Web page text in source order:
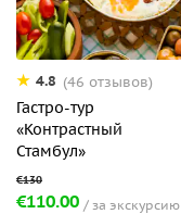
4.8 (46 отзывов)
Гастро-тур
«Контрастный
Стамбул»
€110.00 за экскурсию